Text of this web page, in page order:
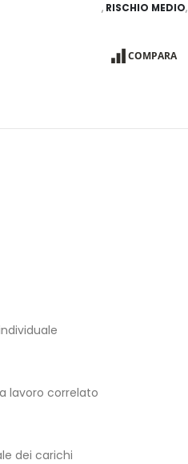
, RISCHIO MEDIO,
COMPARA
lavoro correlato
dei carichi